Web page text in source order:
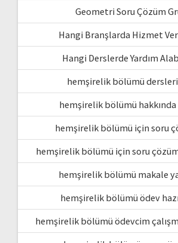
Geometri Soru Çözüm
Hangi Branşlarda Hizmet
Hangi Derslerde Yardım
hemşirelik bölümü
hemşirelik bölümü
hemşirelik bölümü için soru
hemşirelik bölümü için soru
hemşirelik bölümü makale
hemşirelik bölümü ödev
hemşirelik bölümü ödevcim